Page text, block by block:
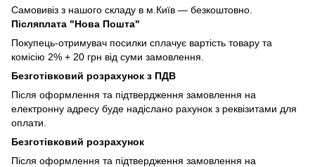
Самовивіз з нашого складу в м.Київ — безкоштовно.
Післяплата "Нова Пошта"
Покупець-отримувач посилки сплачує вартість товару та
комісію 2% + 20 грн від суми замовлення.
Безготівковий розрахунок з ПДВ
Після оформлення та підтвердження замовлення на
електронну адресу буде надіслано рахунок з реквізитами для
оплати.
Безготівковий розрахунок
Після оформлення та підтвердження замовлення на